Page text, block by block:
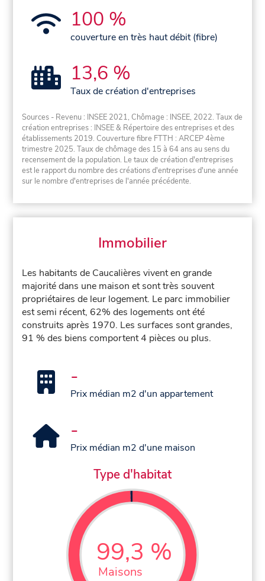
100 %
couverture en très haut débit (fibre)
13,6 %
Taux de création d'entreprises
Sources - Revenu : INSEE 2021, Chômage : INSEE, 2022. Taux de
création entreprises : INSEE & Répertoire des entreprises et des
établissements 2019. Couverture fibre FTTH : ARCEP 4ème
trimestre 2025. Taux de chômage des 15 à 64 ans au sens du
recensement de la population. Le taux de création d'entreprises
est le rapport du nombre des créations d'entreprises d'une année
sur le nombre d'entreprises de l'année précédente.
Immobilier
Les habitants de Caucalières vivent en grande
majorité dans une maison et sont très souvent
propriétaires de leur logement. Le parc immobilier
est semi récent, 62% des logements ont été
construits après 1970. Les surfaces sont grandes,
91 % des biens comportent 4 pièces ou plus.
-
Prix médian m2 d'un appartement
-
Prix médian m2 d'une maison
Type d'habitat
99,3 %
Maisons